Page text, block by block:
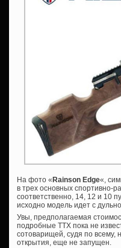
На фото « Rainson Edge«,
в трех основных спортивно-
соответственно, 14, 12 и 10
исходно модель идет с
Увы, предполагаемая
подробные ТТХ пока не
сотоварищей, судя по всему,
открытия, еще не запущен.